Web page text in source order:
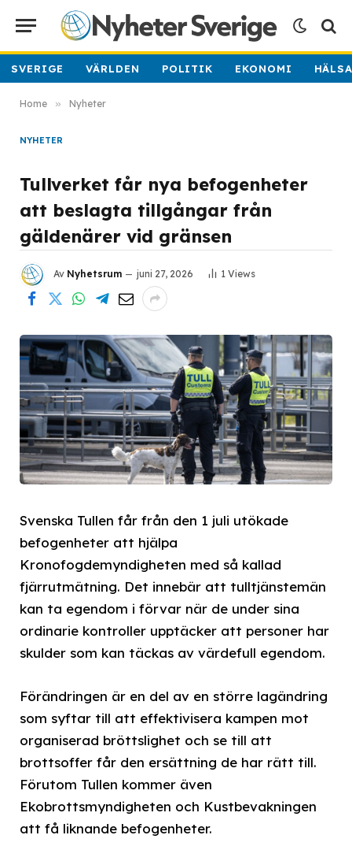
SVERIGE VÄRLDEN POLITIK EKONOMI
Home » Nyheter
NYHETER
Tullverket får nya befogenheter
att beslagta tillgångar från
gäldenärer vid gränsen
Av Nyhetsrum juni 27, 2026 1 Views
Svenska Tullen får från den 1 juli utökade
befogenheter att hjälpa
Kronofogdemyndigheten med så kallad
fjärrutmätning. Det innebär att tulltjänstemän
kan ta egendom i förvar när de under sina
ordinarie kontroller upptäcker att personer har
skulder som kan täckas av värdefull egendom.
Förändringen är en del av en större lagändring
som syftar till att effektivisera kampen mot
organiserad bröttslighet och se till att
brottsoffer får den ersättning de har rätt till.
Förutom Tullen kommer även
Ekobrottsmyndigheten och Kustbevakningen
att få liknande befogenheter.